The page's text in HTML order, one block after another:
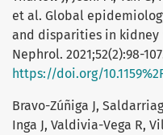
et al. Global
and disparities in kidney
Nephrol. 2021;52(2):98-
https://doi.org/
Bravo-Zúñiga J,
Inga J, Valdivia-Vega R,